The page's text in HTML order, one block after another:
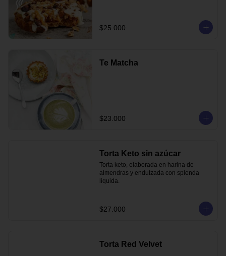
$25.000
Te Matcha
$23.000
Torta Keto sin azúcar
Torta keto, elaborada en harina de
almendras y endulzada con splenda
liquida.
$27.000
Torta Red Velvet